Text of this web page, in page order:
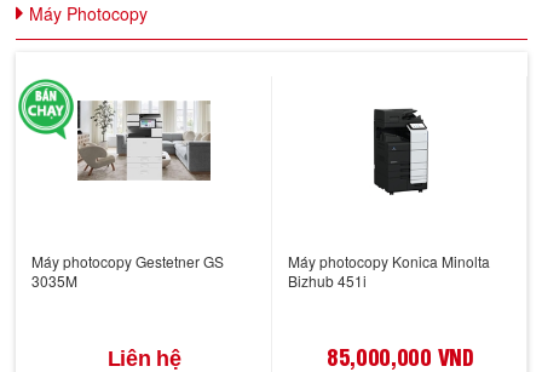
Máy Photocopy
Máy photocopy Gestetner GS
3035M
Liên hệ
Máy photocopy Konica Minolta
Bizhub 451i
85,000,000 VND